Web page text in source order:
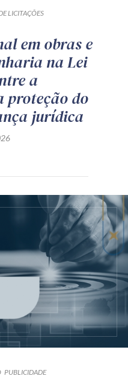
LICITAÇÕES
em obras e
na Lei
a
proteção do
jurídica
PUBLICIDADE